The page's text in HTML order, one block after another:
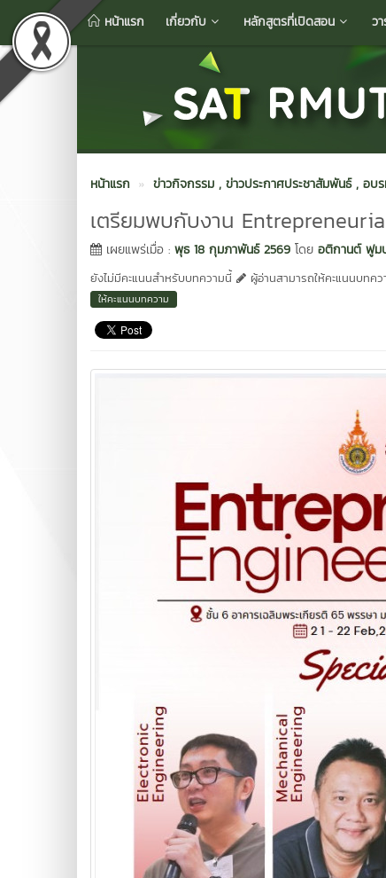
หน้าแรก เกี่ยวกับ หลักสูตรที่เปิดสอน ว
หน้าแรก ข่าวกิจกรรม , ข่าวประกาศประชาสัมพันธ์ , อบ
เตรียมพบกับงาน
เผยแพร่เมื่อ : พุธ 18 กุมภาพันธ์ 2569 โดย อติกานต์ ฟู
ยังไม่มีคะแนนสำหรับบทความนี้
ผู้อ่านสามารถให้คะแนนบทคว
ให้คะแนนบทความ